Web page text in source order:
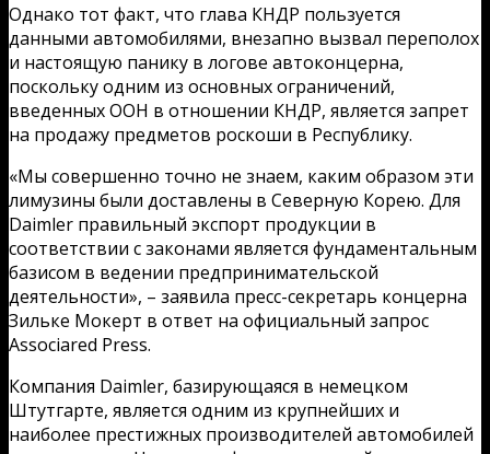
Однако тот факт, что глава КНДР пользуется
данными автомобилями, внезапно вызвал переполох
и настоящую панику в логове автоконцерна,
поскольку одним из основных ограничений,
введенных ООН в отношении КНДР, является запрет
на продажу предметов роскоши в Республику.
«Мы совершенно точно не знаем, каким образом эти
лимузины были доставлены в Северную Корею. Для
Daimler правильный экспорт продукции в
соответствии с законами является фундаментальным
базисом в ведении предпринимательской
деятельности», – заявила пресс-секретарь концерна
Зильке Мокерт в ответ на официальный запрос
Associared Press.
Компания Daimler, базирующаяся в немецком
Штутгарте, является одним из крупнейших и
наиболее престижных производителей автомобилей